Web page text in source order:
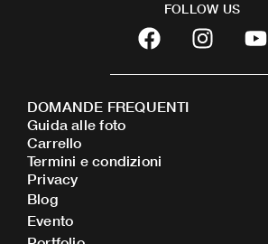
FOLLOW US
F
a
c
b
o
I
n
s
Y
o
u
DOMANDE FREQUENTI
Guida alle foto
Carrello
Termini e condizioni
Privacy
Blog
Evento